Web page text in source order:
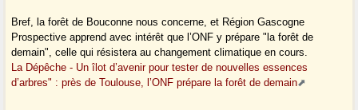
Bref, la forêt de Bouconne nous concerne, et Région Gascogne
Prospective apprend avec intérêt que l’ONF y prépare "la forêt de
demain", celle qui résistera au changement climatique en cours.
La Dépêche - Un îlot d’avenir pour tester de nouvelles essences
d’arbres" : près de Toulouse, l’ONF prépare la forêt de demain